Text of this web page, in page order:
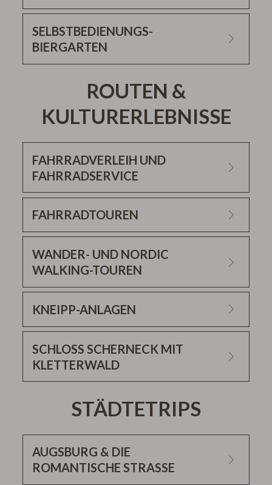
Weitere Infos finden Sie hier.
SELBSTBEDIENUNGS-
BIERGARTEN
Weitere Infos finden Sie hier.
ROUTEN &
KULTURERLEBNISSE
FAHRRADVERLEIH UND
FAHRRADSERVICE
FAHRRADTOUREN
www.outdooractive.de
WANDER- UND NORDIC
WALKING-TOUREN
KNEIPP-ANLAGEN
Lauterbach-Illemad,86647 Buttenwiesen
SCHLOSS SCHERNECK MIT
KLETTERWALD
STÄDTETRIPS
AUGSBURG & DIE
ROMANTISCHE STRASSE